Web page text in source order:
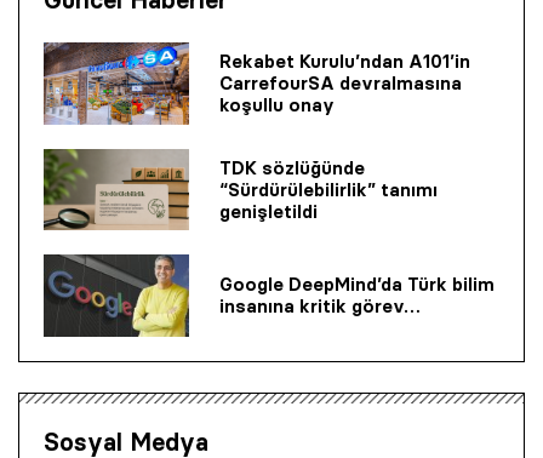
Rekabet Kurulu’ndan A101’in
CarrefourSA devralmasına
koşullu onay
TDK sözlüğünde
“Sürdürülebilirlik” tanımı
genişletildi
Google DeepMind’da Türk bilim
insanına kritik görev…
Sosyal Medya